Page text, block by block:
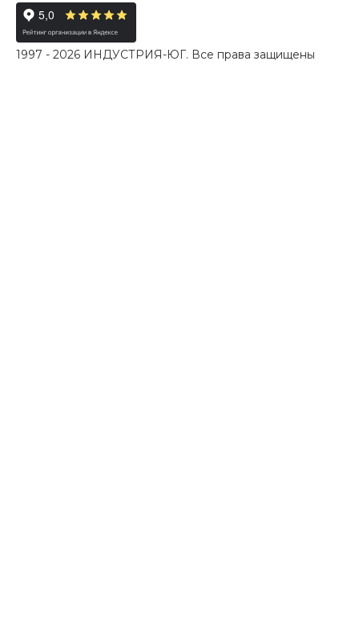
1997 - 2026 ИНДУСТРИЯ-ЮГ. Все права защищены